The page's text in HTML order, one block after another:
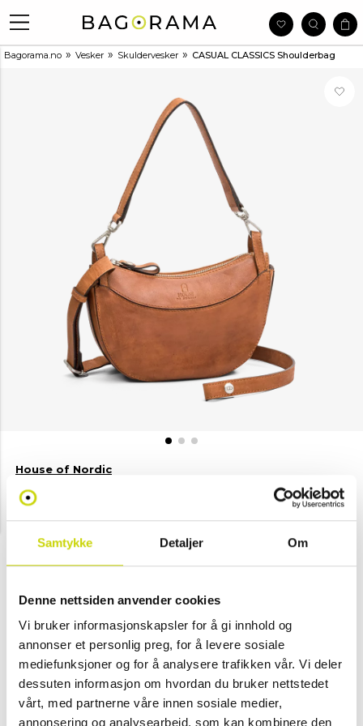
Samtykke Detaljer Om
Denne nettsiden anvender cookies
Vi bruker informasjonskapsler for å gi innhold og
annonser et personlig preg, for å levere sosiale
mediefunksjoner og for å analysere trafikken vår. Vi deler
dessuten informasjon om hvordan du bruker nettstedet
vårt, med partnerne våre innen sosiale medier,
annonsering og analysearbeid, som kan kombinere den
Bagorama.no » Vesker » Skuldervesker » CASUAL CLASSICS Shoulderbag
House of Nordic
CASUAL CLASSICS Shoulderbag
NOK 1,799
Velg farge
Tan Svart Beige
Legg i handlekurv
Klikk & hent